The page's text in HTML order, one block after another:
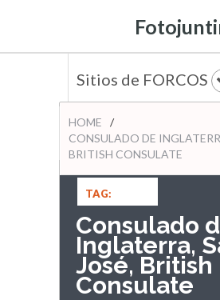
Sitios de FORCOS
HOME
/
CONSULADO DE
BRITISH CONSULATE
TAG:
Consulado
Inglaterra,
José, British
Consulate